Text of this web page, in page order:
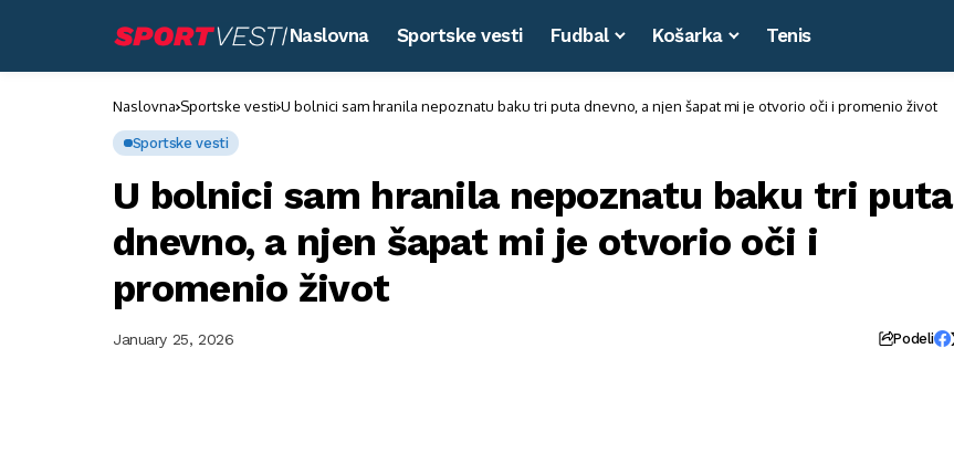
Naslovna Sportske vesti Fudbal Košarka Tenis
Naslovna Sportske vesti U bolnici sam hranila nepoznatu baku tri puta dnevno, a njen šapat mi je otvorio oči i promenio život
Sportske vesti
U bolnici sam hranila nepoznatu baku tri puta
dnevno, a njen šapat mi je otvorio oči i
promenio život
January 25, 2026 Podeli